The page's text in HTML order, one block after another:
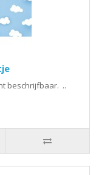
beschrijfbaar. ..